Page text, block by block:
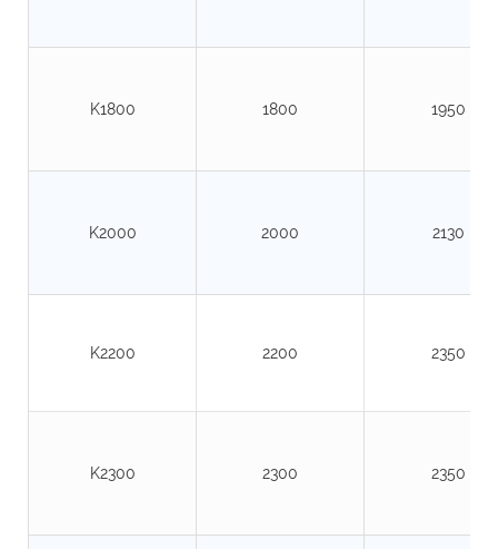
K1800 1800 1950
K2000 2000 2130
K2200 2200 2350
K2300 2300 2350